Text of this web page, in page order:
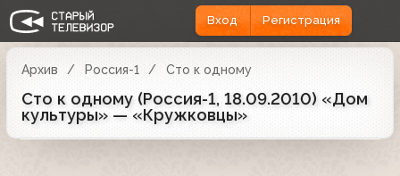
Вход Регистрация
Архив Россия-1 Сто к одному
Сто к одному (Россия-1, 18.09.2010) «Дом
культуры» — «Кружковцы»